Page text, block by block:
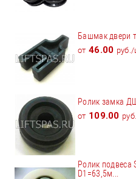
Башмак двери
от 46.00 руб./
Ролик замка
от 109.00
Ролик подвеса
D1=63,5м...